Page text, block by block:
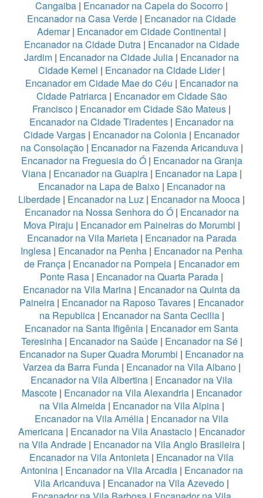
Cangaiba | Encanador na Capela do Socorro |
Encanador na Casa Verde | Encanador na Cidade
Ademar| Encanador em Cidade Continental |
Encanador na Cidade Dutra | Encanador na Cidade
Jardim | Encanador na Cidade Julia | Encanador na
Cidade Kemel | Encanador na Cidade Lider|
Encanador em Cidade Mae do Céu | Encanador na
Cidade Patriarca| Encanador em Cidade São
Francisco | Encanador em Cidade São Mateus |
Encanador na Cidade Tiradentes | Encanador na
Cidade Vargas | Encanador na Colonia | Encanador
na Consolação | Encanador na Fazenda Aricanduva|
Encanador na Freguesia do Ó| Encanador na Granja
Viana| Encanador na Guapira| Encanador na Lapa|
Encanador na Lapa de Baixo | Encanador na
Liberdade | Encanador na Luz | Encanador na Mooca |
Encanador na Nossa Senhora do Ó| Encanador na
Mova Piraju | Encanador em Paineiras do Morumbi |
Encanador na Vila Marieta| Encanador na Parada
Inglesa | Encanador na Penha | Encanador na Penha
de França | Encanador na Pompeia| Encanador em
Ponte Rasa | Encanador na Quarta Parada |
Encanador na Vila Marina | Encanador na Quinta da
Paineira | Encanador na Raposo Tavares | Encanador
na Republica| Encanador na Santa Cecilia|
Encanador na Santa Ifigênia | Encanador em Santa
Teresinha| Encanador na Saúde| Encanador na Sé|
Encanador na Super Quadra Morumbi | Encanador na
Varzea da Barra Funda| Encanador na Vila Albano|
Encanador na Vila Albertina | Encanador na Vila
Mascote| Encanador na Vila Alexandria| Encanador
na Vila Almeida | Encanador na Vila Alpina |
Encanador na Vila Amélia | Encanador na Vila
Americana | Encanador na Vila Anastacio | Encanador
na Vila Andrade| Encanador na Vila Anglo Brasileira|
Encanador na Vila Antonieta | Encanador na Vila
Antonina| Encanador na Vila Arcadia | Encanador na
Vila Aricanduva | Encanador na Vila Azevedo |